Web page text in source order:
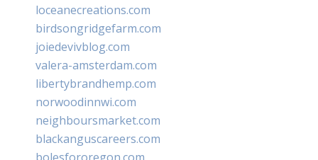
loceanecreations.com
birdsongridgefarm.com
joiedevivblog.com
valera-amsterdam.com
libertybrandhemp.com
norwoodinnwi.com
neighboursmarket.com
blackanguscareers.com